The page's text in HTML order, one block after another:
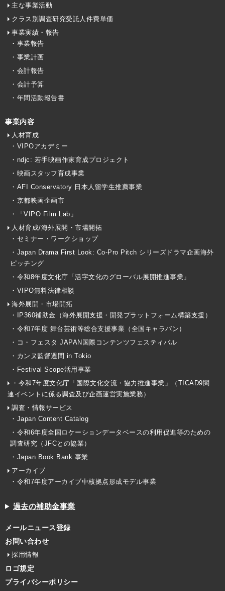
主な事業活動
クラス別調査研究受託人件費単価
事業実績・報告
・事業報告
・事業計画
・会計報告
・会計予算
・年間活動報告書
事業内容
人材育成
・VIPOアカデミー
・ndjc: 若手映画作家育成プロジェクト
・映画スタッフ育成事業
・AFI Conservatory 日本人留学生推薦事業
・京都映画企画市
・「VIPO Film Lab」
人材育成/海外展開・市場開拓
・セミナー・ワークショップ
・Japan Drama First Look: Co-Pro Pitch シリーズドラマ企画海外
ピッチング
・令和8年度文化庁「活字文化のグローバル展開推進事業」
・VIPO無料法律相談
海外展開・市場開拓
・IP360補助金（海外展開支援・開発プラットフォーム構築支援）
・令和7年度 舞台芸術等総合支援事業（全国キャラバン）
・コ・フェスタ JAPAN国際コンテンツフェスティバル
・カンヌ監督週間 in Tokio
・Festival Scope活用事業
・令和7年度文化庁「国際文化交流・協力推進事業」（TICAD9関
連イベントに係る調査及び企画運営実施業務）
調査・情報サービス
・Japan Content Catalog
・令和6年度全国ロケーションデータベースの利用促進等のための
調査研究（JFCとの協業）
・Japan Book Bank 事業
アーカイブ
・令和7年度アーカイブ中核拠点形成モデル事業
過去の補助金事業
メールニュース登録
お問い合わせ
採用情報
ロゴ規定
プライバシーポリシー